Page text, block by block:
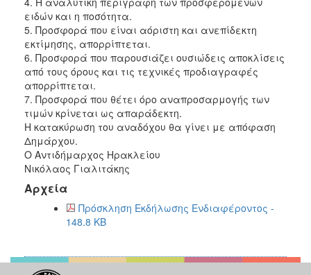
ειδών και η ποσότητα.
5. Προσφορά που είναι αόριστη και ανεπίδεκτη
εκτίμησης, απορρίπτεται.
6. Προσφορά που παρουσιάζει ουσιώδεις αποκλίσεις
από τους όρους και τις τεχνικές προδιαγραφές
απορρίπτεται.
7. Προσφορά που θέτει όρο αναπροσαρμογής των
τιμών κρίνεται ως απαράδεκτη.
Η κατακύρωση του αναδόχου θα γίνει με απόφαση
Δημάρχου.
Ο Αντιδήμαρχος Ηρακλείου
Νικόλαος Γιαλιτάκης
Αρχεία
Πρόσκληση Εκδήλωσης Ενδιαφέροντος -
148.8 KB